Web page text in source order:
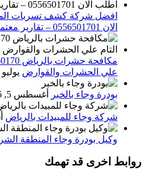
الان 0556501701‬‏ – تقارير معتمدة
علي الحشرات والقوارض يوليو 16, 2025
بودرة وجاء بالخبر أغسطس 5, 2026
شركة وجاء للمبيدات بالرياض
وكيل بودرة وجاء المنطقة
روابط اخرى قد تهمك